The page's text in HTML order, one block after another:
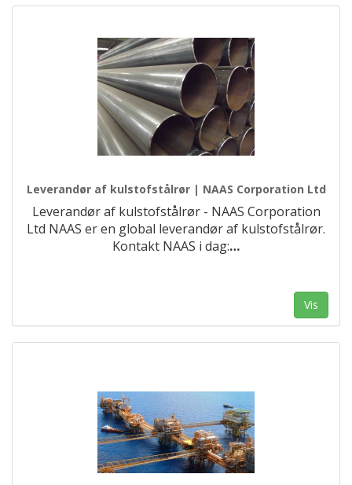
Leverandør af kulstofstålrør | NAAS Corporation Ltd
Leverandør af kulstofstålrør - NAAS Corporation
Ltd NAAS er en global leverandør af kulstofstålrør.
Kontakt NAAS i dag:…
Vis